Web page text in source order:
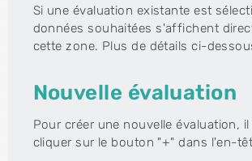
Si une évaluation existante est
données souhaitées s'affichent
cette zone. Plus de détails ci-
Nouvelle évaluation
Pour créer une nouvelle évaluation,
cliquer sur le bouton "+" dans l'en-